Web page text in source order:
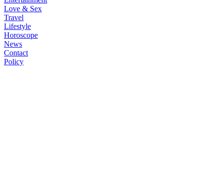
Love & Sex
Travel
Lifestyle
Horoscope
News
Contact
Policy